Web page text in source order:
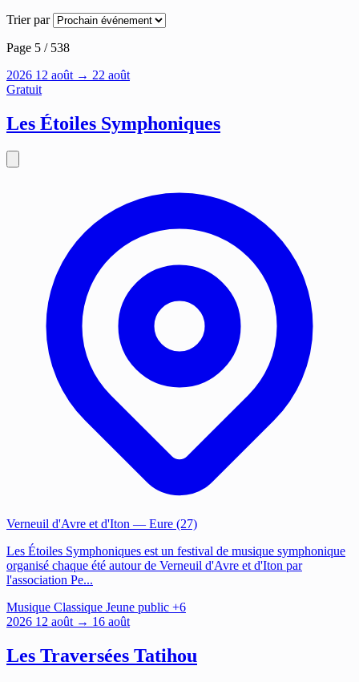
Trier par
Page 5 / 538
2026 12 août → 22 août
Gratuit
Les Étoiles Symphoniques
Verneuil d'Avre et d'Iton — Eure (27)
Les Étoiles Symphoniques est un festival de musique symphonique
organisé chaque été autour de Verneuil d'Avre et d'Iton par
l'association Pe...
Musique Classique Jeune public +6
2026 12 août → 16 août
Les Traversées Tatihou